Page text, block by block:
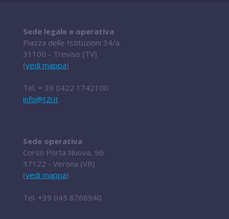
Sede legale e operativa
Piazza delle Istituzioni 34/a
31100 - Treviso (TV)
(vedi mappa)
Tel. + 39 0422 1742100
info@t2i.it
Sede operativa
Corso Porta Nuova, 96
37122 - Verona (VR)
(vedi mappa)
Tel. +39 045 8766940